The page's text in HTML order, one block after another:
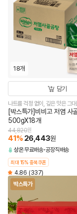
18개
담기
나트륨 걱정 없이, 깊은 맛은 그
[박스특가]비비고 저염 사
500gX18개
44,820원
41% 26,443원
상온무료배송 공장직배송
최대 15% 중복쿠폰
4.86 (337)
박스특가